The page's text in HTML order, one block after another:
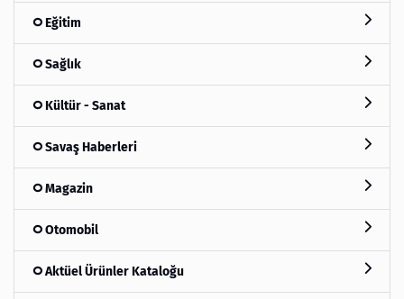
Eğitim
Sağlık
Kültür - Sanat
Savaş Haberleri
Magazin
Otomobil
Aktüel Ürünler Kataloğu